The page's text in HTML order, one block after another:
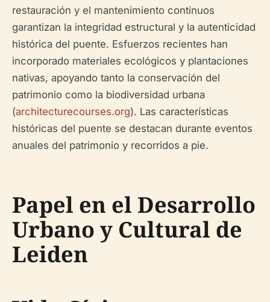
restauración y el mantenimiento continuos
garantizan la integridad estructural y la autenticidad
histórica del puente. Esfuerzos recientes han
incorporado materiales ecológicos y plantaciones
nativas, apoyando tanto la conservación del
patrimonio como la biodiversidad urbana
(architecturecourses.org). Las características
históricas del puente se destacan durante eventos
anuales del patrimonio y recorridos a pie.
Papel en el Desarrollo
Urbano y Cultural de
Leiden